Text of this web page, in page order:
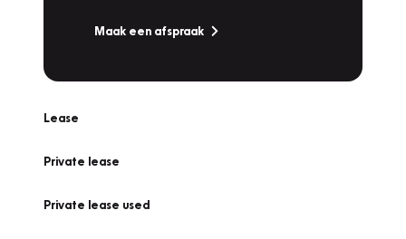
Maak een afspraak
Lease
Private lease
Private lease used